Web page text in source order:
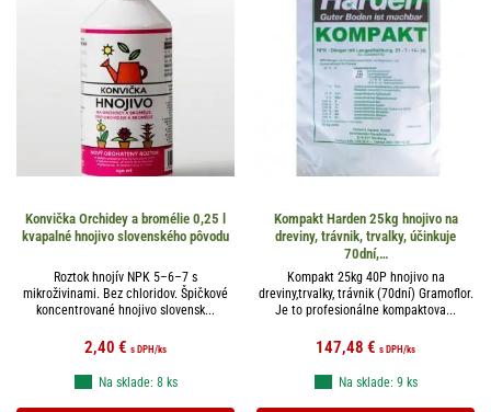
Konvička Orchidey a bromélie 0,25 l
kvapalné hnojivo slovenského pôvodu
Roztok hnojív NPK 5–6–7 s
mikroživinami. Bez chloridov. Špičkové
koncentrované hnojivo slovensk...
2,40 € s DPH /ks
Na sklade: 8 ks
Kompakt Harden 25kg hnojivo na
dreviny, trávnik, trvalky, účinkuje
70dní,…
Kompakt 25kg 40P hnojivo na
dreviny,trvalky, trávnik (70dní) Gramoflor.
Je to profesionálne kompaktova...
147,48 € s DPH /ks
Na sklade: 9 ks